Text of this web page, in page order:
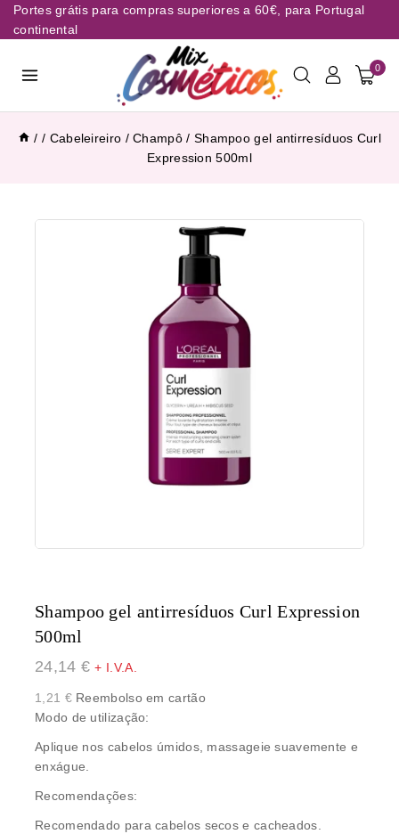
Portes grátis para compras superiores a 60€, para Portugal
continental
0
/ / Cabeleireiro / Champô / Shampoo gel antirresíduos Curl
Expression 500ml
Shampoo gel antirresíduos Curl Expression
500ml
24,14 € + I.V.A.
1,21 €Reembolso em cartão
Modo de utilização:
Aplique nos cabelos úmidos, massageie suavemente e
enxágue.
Recomendações:
Recomendado para cabelos secos e cacheados.